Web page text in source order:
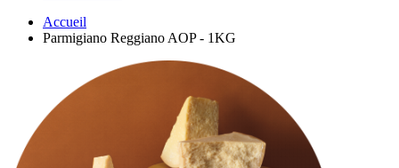
Accueil
Parmigiano Reggiano AOP - 1KG